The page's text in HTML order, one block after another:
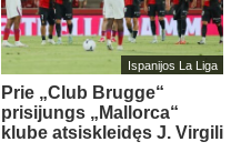
Ispanijos La Liga
Prie „Club Brugge“
prisijungs „Mallorca“
klube atsiskleidęs J. Virgili